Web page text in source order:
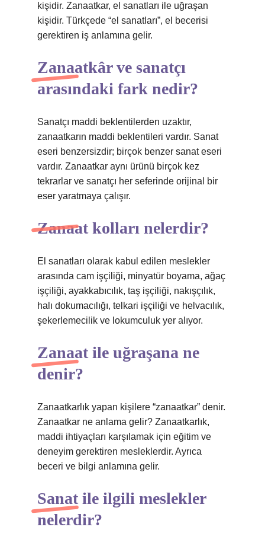
kişidir. Zanaatkar, el sanatları ile uğraşan
kişidir. Türkçede “el sanatları”, el becerisi
gerektiren iş anlamına gelir.
Zanaatkâr ve sanatçı
arasındaki fark nedir?
Sanatçı maddi beklentilerden uzaktır,
zanaatkarın maddi beklentileri vardır. Sanat
eseri benzersizdir; birçok benzer sanat eseri
vardır. Zanaatkar aynı ürünü birçok kez
tekrarlar ve sanatçı her seferinde orijinal bir
eser yaratmaya çalışır.
Zanaat kolları nelerdir?
El sanatları olarak kabul edilen meslekler
arasında cam işçiliği, minyatür boyama, ağaç
işçiliği, ayakkabıcılık, taş işçiliği, nakışçılık,
halı dokumacılığı, telkari işçiliği ve helvacılık,
şekerlemecilik ve lokumculuk yer alıyor.
Zanaat ile uğraşana ne
denir?
Zanaatkarlık yapan kişilere “zanaatkar” denir.
Zanaatkar ne anlama gelir? Zanaatkarlık,
maddi ihtiyaçları karşılamak için eğitim ve
deneyim gerektiren mesleklerdir. Ayrıca
beceri ve bilgi anlamına gelir.
Sanat ile ilgili meslekler
nelerdir?